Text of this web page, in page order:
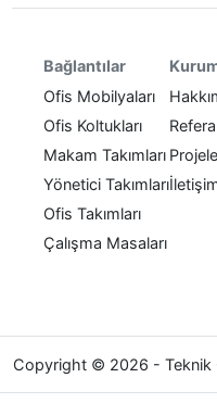
Bağlantılar
Ofis Mobilyaları
Ofis Koltukları
Makam Takımları
Yönetici Takımları
Ofis Takımları
Çalışma Masaları
Copyright © 2026 - Teknik